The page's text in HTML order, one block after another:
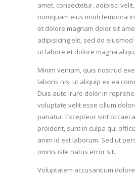
amet, consectetur, adipisci
numquam eius modi tempora
et dolore magnam dolor sit
adipisicing elit, sed do
ut labore et dolore magna
Minim veniam, quis nostrud
laboris nisi ut aliquip ex ea
Duis aute irure dolor in
voluptate velit esse cillum
pariatur. Excepteur sint
proident, sunt in culpa qui
anim id est laborum. Sed ut
omnis iste natus error sit.
Voluptatem accusantium